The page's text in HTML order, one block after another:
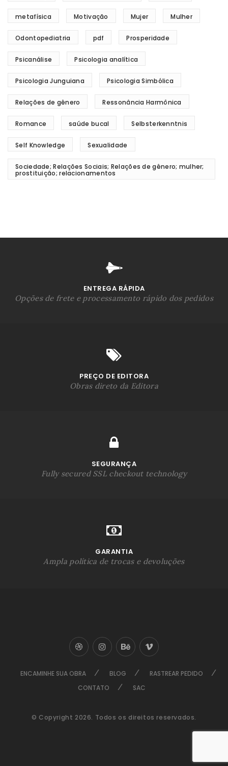
metafísica Motivação Mujer Mulher
Odontopediatria pdf Prosperidade
Psicanálise Psicologia analítica
Psicologia Junguiana Psicologia Simbólica
Relações de gênero Ressonância Harmônica
Romance saúde bucal Selbsterkenntnis
Self Knowledge Sexualidade
Sociedade; Relações Sociais; Relações de gênero; mulher;
prostituição; relacionamentos
ENTREGA RÁPIDA
Opções de frete e processamento rápido dos pedidos
PREÇO DE EDITORA
Obras direto da Editora
SEGURANÇA
Fully secured SSL checkout technology
GARANTIA
Ampla política de trocas e devoluções
ENCAMINHE SUA OBRA BLOG
RASTREAR PEDIDO
CONTATO
SAC
© Copyright 2026. Todos os direitos reservados.